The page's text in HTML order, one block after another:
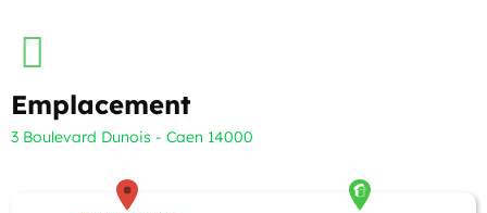
Emplacement
3 Boulevard Dunois - Caen 14000